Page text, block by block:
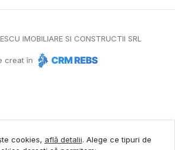
IMOBILIARE SI CONSTRUCTII SRL
creat în
cookies, află detalii. Alege ce tipuri de